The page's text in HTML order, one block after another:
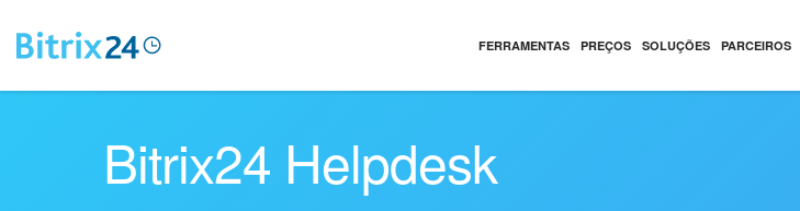
FERRAMENTAS PREÇOS SOLUÇÕES PARCEIROS
Bitrix24 Helpdesk